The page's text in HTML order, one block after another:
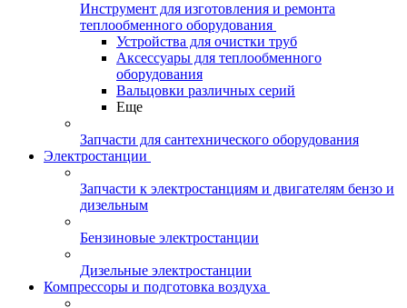
Инструмент для изготовления и ремонта
теплообменного оборудования
Устройства для очистки труб
Аксессуары для теплообменного
оборудования
Вальцовки различных серий
Еще
Запчасти для сантехнического оборудования
Электростанции
Запчасти к электростанциям и двигателям бензо и
дизельным
Бензиновые электростанции
Дизельные электростанции
Компрессоры и подготовка воздуха